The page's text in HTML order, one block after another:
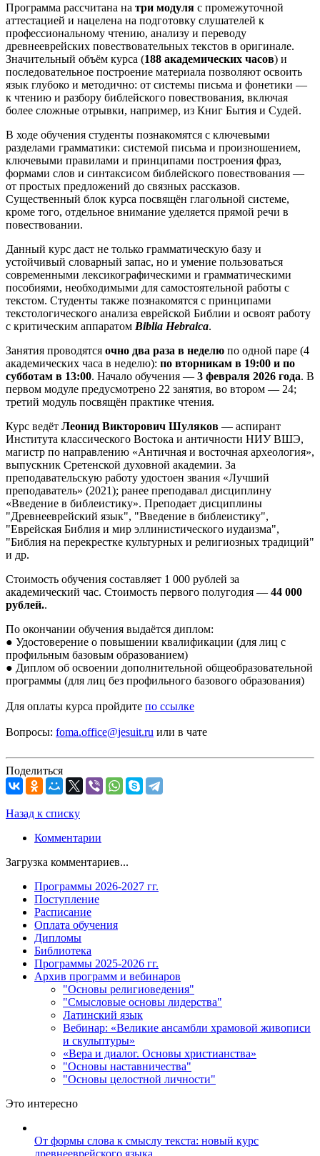
Программа рассчитана на три модуля с промежуточной
аттестацией и нацелена на подготовку слушателей к
профессиональному чтению, анализу и переводу
древнееврейских повествовательных текстов в оригинале.
Значительный объём курса (188 академических часов) и
последовательное построение материала позволяют освоить
язык глубоко и методично: от системы письма и фонетики —
к чтению и разбору библейского повествования, включая
более сложные отрывки, например, из Книг Бытия и Судей.
В ходе обучения студенты познакомятся с ключевыми
разделами грамматики: системой письма и произношением,
ключевыми правилами и принципами построения фраз,
формами слов и синтаксисом библейского повествования —
от простых предложений до связных рассказов.
Существенный блок курса посвящён глагольной системе,
кроме того, отдельное внимание уделяется прямой речи в
повествовании.
Данный курс даст не только грамматическую базу и
устойчивый словарный запас, но и умение пользоваться
современными лексикографическими и грамматическими
пособиями, необходимыми для самостоятельной работы с
текстом. Студенты также познакомятся с принципами
текстологического анализа еврейской Библии и освоят работу
с критическим аппаратом Biblia Hebraica.
Занятия проводятся очно два раза в неделю по одной паре (4
академических часа в неделю): по вторникам в 19:00 и по
субботам в 13:00. Начало обучения — 3 февраля 2026 года. В
первом модуле предусмотрено 22 занятия, во втором — 24;
третий модуль посвящён практике чтения.
Курс ведёт Леонид Викторович Шуляков — аспирант
Института классического Востока и античности НИУ ВШЭ,
магистр по направлению «Античная и восточная археология»,
выпускник Сретенской духовной академии. За
преподавательскую работу удостоен звания «Лучший
преподаватель» (2021); ранее преподавал дисциплину
«Введение в библеистику». Преподает дисциплины
"Древнееврейский язык", "Введение в библеистику",
"Еврейская Библия и мир эллинистического иудаизма",
"Библия на перекрестке культурных и религиозных традиций"
и др.
Стоимость обучения составляет 1 000 рублей за
академический час. Стоимость первого полугодия — 44 000
рублей..
По окончании обучения выдаётся диплом:
● Удостоверение о повышении квалификации (для лиц с
профильным базовым образованием)
● Диплом об освоении дополнительной общеобразовательной
программы (для лиц без профильного базового образования)
Для оплаты курса пройдите по ссылке
Вопросы: foma.office@jesuit.ru или в чате
Поделиться
Назад к списку
Комментарии
Загрузка комментариев...
Программы 2026-2027 гг.
Поступление
Расписание
Оплата обучения
Дипломы
Библиотека
Программы 2025-2026 гг.
Архив программ и вебинаров
"Основы религиоведения"
"Смысловые основы лидерства"
Латинский язык
Вебинар: «Великие ансамбли храмовой живописи
и скульптуры»
«Вера и диалог. Основы христианства»
"Основы наставничества"
"Основы целостной личности"
Это интересно
От формы слова к смыслу текста: новый курс
древнееврейского языка